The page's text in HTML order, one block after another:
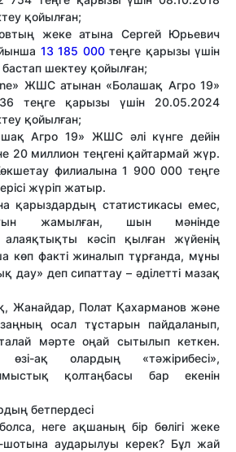
қойылған;
жеке атына Сергей Юрьевич
13 185 000теңге қарызы үшін
шектеу қойылған;
ЖШС атынан «Болашақ Агро 19»
теңге қарызы үшін 20.05.2024
қойылған;
Агро 19» ЖШС әлі күнге дейін
миллион теңгені қайтармай жүр.
филиалына 1 900 000 теңге
жүріп жатыр.
қарыздардың статистикасы емес,
жамылған, шын мәнінде
кәсіп қылған жүйенің
көп факті жиналып тұрғанда, мұны
дау» деп сипаттау – әділетті мазақ
Жанайдар, Полат Қахарманов және
осал тұстарын пайдаланып,
талай мәрте оңай сытылып кеткен.
ақ олардың «тәжірибесі»,
қолтаңбасы бар екенін
бетпердесі
неге ақшаның бір бөлігі жеке
аударылуы керек? Бұл жай